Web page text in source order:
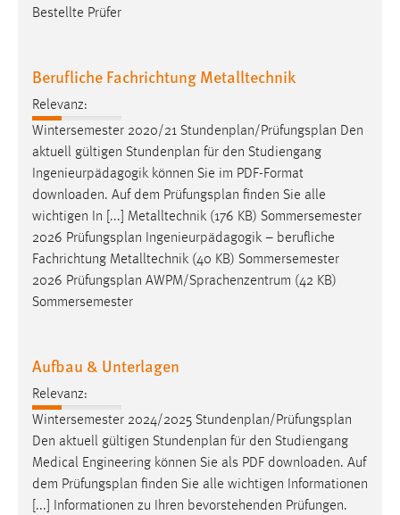
Bestellte Prüfer
Berufliche Fachrichtung Metalltechnik
Relevanz:
Wintersemester 2020/21 Stundenplan/ Prüfungsplan Den
aktuell gültigen Stundenplan für den Studiengang
Ingenieurpädagogik können Sie im PDF-Format
downloaden. Auf dem Prüfungsplan finden Sie alle
wichtigen In [...] Metalltechnik (176 KB) Sommersemester
2026 Prüfungsplan Ingenieurpädagogik – berufliche
Fachrichtung Metalltechnik (40 KB) Sommersemester
2026 Prüfungsplan AWPM/Sprachenzentrum (42 KB)
Sommersemester
Aufbau & Unterlagen
Relevanz:
Wintersemester 2024/2025 Stundenplan/Prüfungsplan
Den aktuell gültigen Stundenplan für den Studiengang
Medical Engineering können Sie als PDF downloaden. Auf
dem Prüfungsplan finden Sie alle wichtigen Informationen
[...] Informationen zu Ihren bevorstehenden Prüfungen.